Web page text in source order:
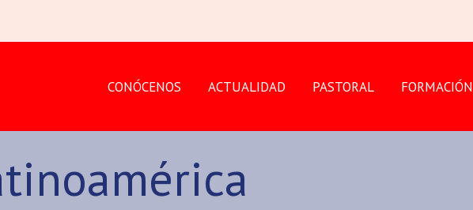
CONÓCENOS ACTUALIDAD PASTORAL FORMACIÓN